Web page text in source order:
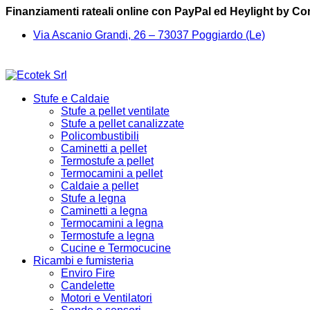
Finanziamenti rateali online con PayPal ed Heylight by
Via Ascanio Grandi, 26 – 73037 Poggiardo (Le)
Stufe e Caldaie
Stufe a pellet ventilate
Stufe a pellet canalizzate
Policombustibili
Caminetti a pellet
Termostufe a pellet
Termocamini a pellet
Caldaie a pellet
Stufe a legna
Caminetti a legna
Termocamini a legna
Termostufe a legna
Cucine e Termocucine
Ricambi e fumisteria
Enviro Fire
Candelette
Motori e Ventilatori